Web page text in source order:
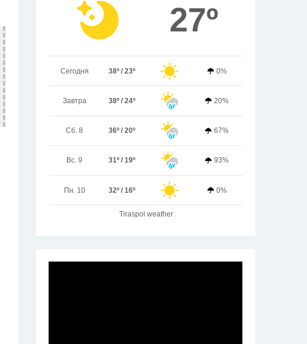
27º
Сегодня 38º / 23º 0%
Завтра 38º / 24º 20%
Сб. 8 36º / 20º 67%
Вс. 9 31º / 19º 93%
Пн. 10 32º / 16º 0%
Tiraspol weather